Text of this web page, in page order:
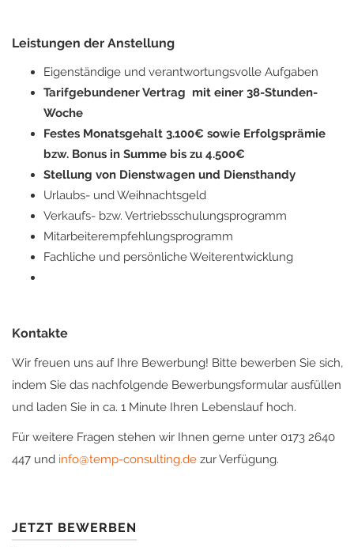
Leistungen der Anstellung
Eigenständige und verantwortungsvolle Aufgaben
Tarifgebundener Vertrag mit einer 38-Stunden-
Woche
Festes Monatsgehalt 3.100€ sowie Erfolgsprämie
bzw. Bonus in Summe bis zu 4.500€
Stellung von Dienstwagen und Diensthandy
Urlaubs- und Weihnachtsgeld
Verkaufs- bzw. Vertriebsschulungsprogramm
Mitarbeiterempfehlungsprogramm
Fachliche und persönliche Weiterentwicklung
Kontakte
Wir freuen uns auf Ihre Bewerbung! Bitte bewerben Sie sich,
indem Sie das nachfolgende Bewerbungsformular ausfüllen
und laden Sie in ca. 1 Minute Ihren Lebenslauf hoch.
Für weitere Fragen stehen wir Ihnen gerne unter 0173 2640
447 und info@temp-consulting.de zur Verfügung.
JETZT BEWERBEN